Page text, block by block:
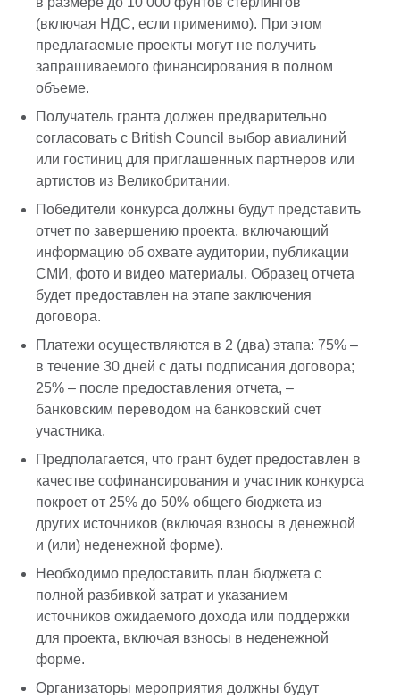
(включая НДС, если применимо). При этом
предлагаемые проекты могут не получить
запрашиваемого финансирования в полном
объеме.
Получатель гранта должен предварительно
согласовать с British Council выбор авиалиний
или гостиниц для приглашенных партнеров или
артистов из Великобритании.
Победители конкурса должны будут представить
отчет по завершению проекта, включающий
информацию об охвате аудитории, публикации
СМИ, фото и видео материалы. Образец отчета
будет предоставлен на этапе заключения
договора.
Платежи осуществляются в 2 (два) этапа: 75% –
в течение 30 дней с даты подписания договора;
25% – после предоставления отчета, –
банковским переводом на банковский счет
участника.
Предполагается, что грант будет предоставлен в
качестве софинансирования и участник конкурса
покроет от 25% до 50% общего бюджета из
других источников (включая взносы в денежной
и (или) неденежной форме).
Необходимо предоставить план бюджета с
полной разбивкой затрат и указанием
источников ожидаемого дохода или поддержки
для проекта, включая взносы в неденежной
форме.
Организаторы мероприятия должны будут